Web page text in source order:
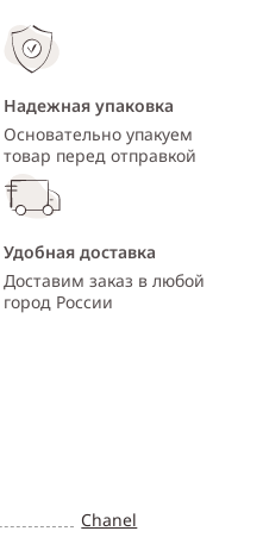
Надежная упаковка
Основательно упакуем
товар перед отправкой
Удобная доставка
Доставим заказ в любой
город России
Chanel